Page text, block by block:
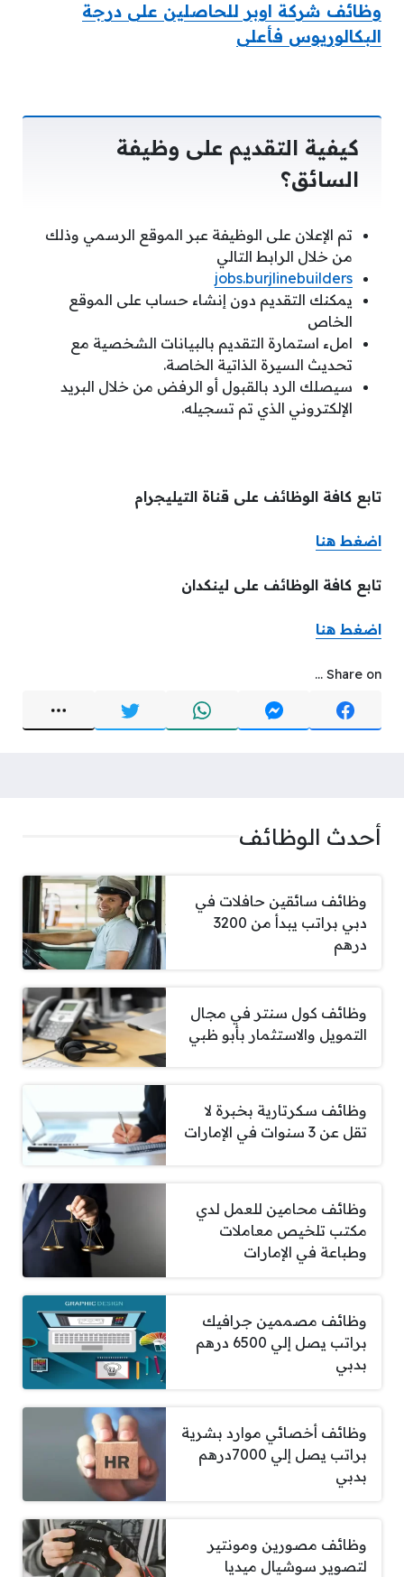
وظائف شركة اوبر للحاصلين على درجة
البكالوريوس فأعلى
كيفية التقديم على وظيفة
السائق؟
تم الإعلان على الوظيفة عبر الموقع الرسمي وذلك
من خلال الرابط التالي
jobs.burjlinebuilders
يمكنك التقديم دون إنشاء حساب على الموقع
الخاص
املء استمارة التقديم بالبيانات الشخصية مع
تحديث السيرة الذاتية الخاصة.
سيصلك الرد بالقبول أو الرفض من خلال البريد
الإلكتروني الذي تم تسجيله.
تابع كافة الوظائف على قناة التيليجرام
اضغط هنا
تابع كافة الوظائف على لينكدان
اضغط هنا
Share on ...
أحدث الوظائف
وظائف سائقين حافلات في
دبي براتب يبدأ من 3200
درهم
وظائف كول سنتر في مجال
التمويل والاستثمار بأبو ظبي
وظائف سكرتارية بخبرة لا
تقل عن 3 سنوات في الإمارات
وظائف محامين للعمل لدي
مكتب تلخيص معاملات
وطباعة في الإمارات
وظائف مصممين جرافيك
براتب يصل إلي 6500 درهم
بدبي
وظائف أخصائي موارد بشرية
براتب يصل إلي 7000درهم
بدبي
وظائف مصورين ومونتير
لتصوير سوشيال ميديا